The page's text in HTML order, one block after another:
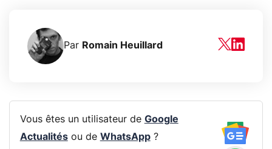
Par Romain Heuillard
Vous êtes un utilisateur de Google
Actualitésou de WhatsApp?